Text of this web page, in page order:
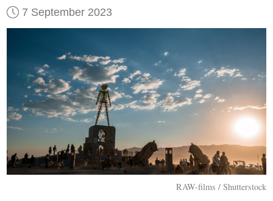
7 September 2023
RAW-films / Shutterstock